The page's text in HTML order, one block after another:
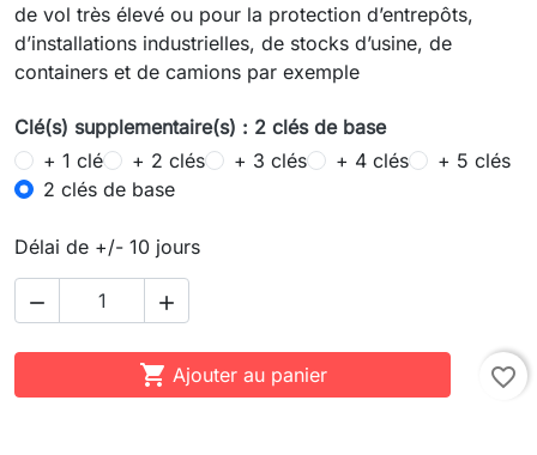
de vol très élevé ou pour la protection d’entrepôts,
d’installations industrielles, de stocks d’usine, de
containers et de camions par exemple
Clé(s) supplementaire(s) : 2 clés de base
+ 1 clé
+ 2 clés + 3 clés + 4 clés
+ 5 clés
2 clés de base
Délai de +/- 10 jours
 
 Ajouter au panier favorite_border